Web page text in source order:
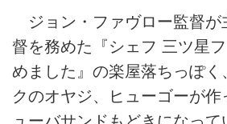
ジョン・ファヴロー監督が
督を務めた『シェフ 三ツ星
めました』の楽屋落ちっぽく
クのオヤジ、ヒューゴーが作